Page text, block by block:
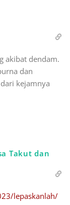
akibat dendam.
dan
kejamnya
Takut dan
lepaskanlah/